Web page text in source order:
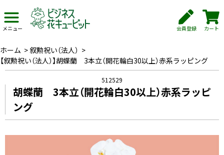
メニュー 会員登録 カート
ホーム >叙勲祝い（法人） >
【叙勲祝い（法人）】胡蝶蘭 3本立（開花輪白30以上）赤系ラッピング
512529
胡蝶蘭 3本立（開花輪白30以上）赤系ラッピ
ング